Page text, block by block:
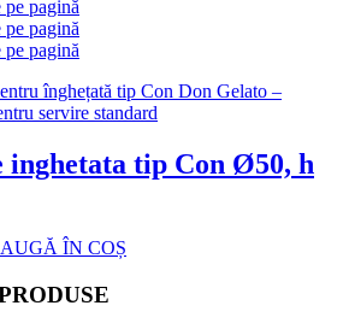
pe pagină
pe pagină
pe pagină
inghetata tip Con Ø50, h
ÎN COȘ